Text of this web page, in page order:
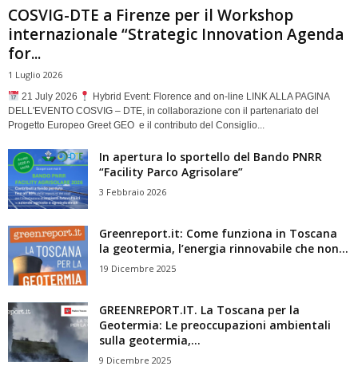
COSVIG-DTE a Firenze per il Workshop
internazionale “Strategic Innovation Agenda
for...
1 Luglio 2026
21 July 2026
Hybrid Event: Florence and on-line LINK ALLA PAGINA
DELL'EVENTO COSVIG – DTE, in collaborazione con il partenariato del
Progetto Europeo Greet GEO e il contributo del Consiglio...
In apertura lo sportello del Bando PNRR
“Facility Parco Agrisolare”
3 Febbraio 2026
Greenreport.it: Come funziona in Toscana
la geotermia, l’energia rinnovabile che non...
19 Dicembre 2025
GREENREPORT.IT. La Toscana per la
Geotermia: Le preoccupazioni ambientali
sulla geotermia,...
9 Dicembre 2025